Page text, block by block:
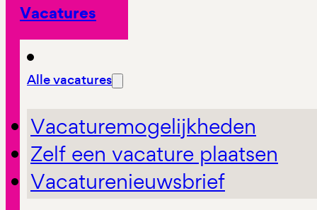
Vacatures
Alle vacatures
Vacaturemogelijkheden
Zelf een vacature plaatsen
Vacaturenieuwsbrief